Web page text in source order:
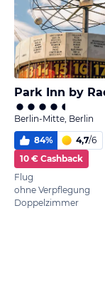
Berlin-Mitte, Berlin
84% 4,7/6
10 € Cashback
Flug
ohne Verpflegung
Doppelzimmer